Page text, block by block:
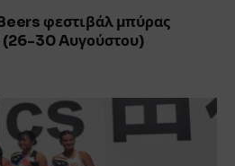
φεστιβάλ μπύρας
(26-30 Aυγούστου)